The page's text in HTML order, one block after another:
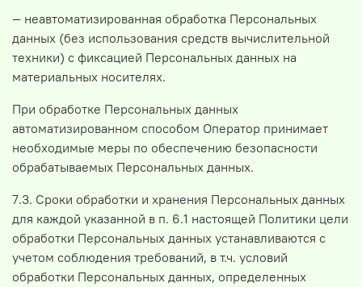
— неавтоматизированная обработка Персональных
данных (без использования средств вычислительной
техники) с фиксацией Персональных данных на
материальных носителях.
При обработке Персональных данных
автоматизированном способом Оператор принимает
необходимые меры по обеспечению безопасности
обрабатываемых Персональных данных.
7.3. Сроки обработки и хранения Персональных данных
для каждой указанной в п. 6.1 настоящей Политики цели
обработки Персональных данных устанавливаются с
учетом соблюдения требований, в т.ч. условий
обработки Персональных данных, определенных